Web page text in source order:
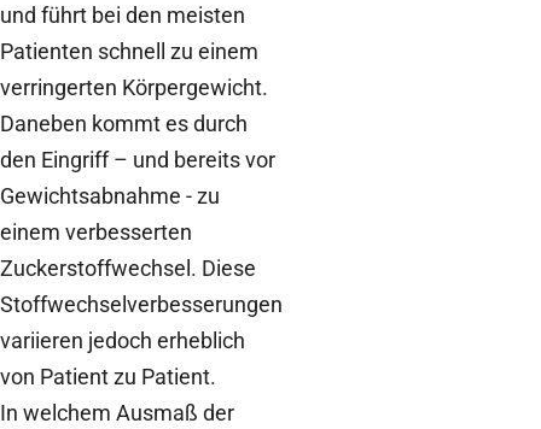
und führt bei den meisten
Patienten schnell zu einem
verringerten Körpergewicht.
Daneben kommt es durch
den Eingriff – und bereits vor
Gewichtsabnahme - zu
einem verbesserten
Zuckerstoffwechsel. Diese
Stoffwechselverbesserungen
variieren jedoch erheblich
von Patient zu Patient.
In welchem Ausmaß der